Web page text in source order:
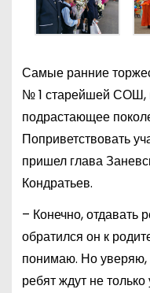
Самые ранние
№ 1 старейшей СОШ,
подрастающее
Поприветствовать
пришел глава
Кондратьев.
– Конечно, отдавать
обратился он к
понимаю. Но уверяю,
ребят ждут не